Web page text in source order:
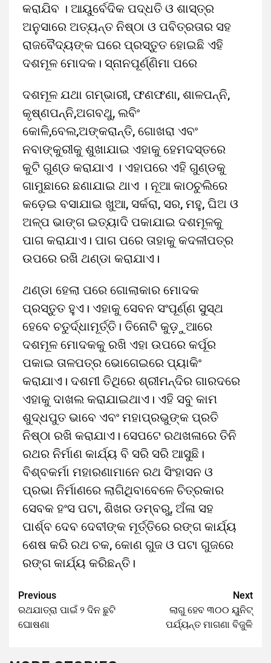
କରାଯିବ । ଆୟୁର୍ବେଦିକ ପଦ୍ଧତି ଓ ଶାସ୍ତ୍ର
ଅନୁସାରେ ଅତ୍ୟନ୍ତ ନିଷ୍ଠା ଓ ପବିତ୍ରତାର ସହ
ରାଜବୈଦ୍ୟଙ୍କ ଘରେ ପ୍ରସ୍ତୁତ ହୋଇଛି ଏହି
ଦଶମୂଳ ମୋଦକ। ସ୍ନାନପୂର୍ଣ୍ଣିମା ପରେ
ଦଶମୂଳ ଯଥା ଗମ୍ଭାରୀ, ଫଣଫଣା, ଶାଳପନ୍ନି,
କୃଷ୍ଣପନ୍ନି,ଅଗବଥୁ, ଲବିଂ
କୋଳି,ବେଲ,ଅଙ୍କରାନ୍ତି, ଗୋଖରା ଏବଂ
ନବାଙ୍କୁରୀକୁ ଶୁଖାଯାଇ ଏହାକୁ ହେମଦସ୍ତରେ
କୁଟି ଗୁଣ୍ଡ କରାଯାଏ । ଏହାପରେ ଏହି ଗୁଣ୍ଡକୁ
ଗାମୁଛାରେ ଛଣାଯାଇ ଥାଏ । ନୂଆ କାଠଚୁଲିରେ
କଡ଼େଇ ବସାଯାଇ ଖୁଆ, ସର୍କରା, ସର, ମହୁ, ଘିଅ ଓ
ଅଳ୍ପ ଭାଙ୍ଗ ଇତ୍ୟାଦି ପକାଯାଇ ଦଶମୂଳକୁ
ପାଗ କରାଯାଏ। ପାଗ ପରେ ତାହାକୁ କଦଳୀପତ୍ର
ଉପରେ ରଖି ଥଣ୍ଡା କରାଯାଏ।
ଥଣ୍ଡା ହେଲା ପରେ ଗୋଲାକାର ମୋଦକ
ପ୍ରସ୍ତୁତ ହୁଏ। ଏହାକୁ ସେବନ ସଂପୂର୍ଣ୍ଣ ସୁସ୍ଥ
ହେବେ ଚତୁର୍ଦ୍ଧାମୂର୍ତ୍ତି। ତିନୋଟି କୁଡ଼ୁଆରେ
ଦଶମୂଳ ମୋଦକକୁ ରଖି ଏହା ଉପରେ କର୍ପୂର
ପକାଇ ତାଳପତ୍ର ଭୋଗେଇରେ ପ୍ୟାକିଂ
କରାଯାଏ। ଦଶମୀ ତିଥିରେ ଶ୍ରୀମନ୍ଦିର ଗାରଦରେ
ଏହାକୁ ଦାଖଲ କରାଯାଇଥାଏ। ଏହି ସବୁ କାମ
ଶୁଦ୍ଧପୁତ ଭାବେ ଏବଂ ମହାପ୍ରଭୁଙ୍କ ପ୍ରତି
ନିଷ୍ଠା ରଖି କରାଯାଏ। ସେପଟେ ରଥଖଳାରେ ତିନି
ରଥର ନିର୍ମାଣ କାର୍ଯ୍ୟ ବି ସରି ସରି ଆସୁଛି।
ବିଶ୍ବକର୍ମା ମହାରଣାମାନେ ରଥ ସିଂହାସନ ଓ
ପ୍ରଭା ନିର୍ମାଣରେ ଲାଗିଥିବାବେଳେ ଚିତ୍ରକାର
ସେବକ ହଂସ ପଟା, ଶିଖର ଡମ୍ବରୁ, ଅଁଳା ସହ
ପାର୍ଶ୍ବ ଦେବ ଦେବୀଙ୍କ ମୂର୍ତ୍ତିରେ ରଙ୍ଗ କାର୍ଯ୍ୟ
ଶେଷ କରି ରଥ ଚକ, କୋଣ ଗୁଜ ଓ ପଟା ଗୁଜରେ
ରଙ୍ଗ କାର୍ଯ୍ୟ କରିଛନ୍ତି।
Previous
ରଥଯାତ୍ରା ପାଇଁ ୨ ଦିନ ଛୁଟି
ଘୋଷଣା
Next
ଲାଗୁ ହେବ ୩୦୦ ୟୁନିଟ୍‌
ପର୍ଯ୍ୟନ୍ତ ମାଗଣା ବିଜୁଳି